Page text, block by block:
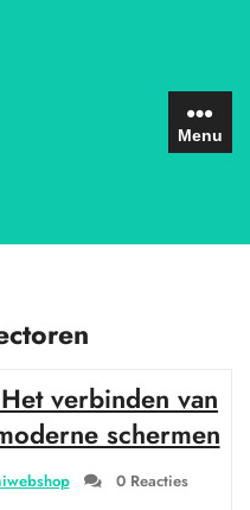
Menu
verbinden van
schermen
0 Reacties